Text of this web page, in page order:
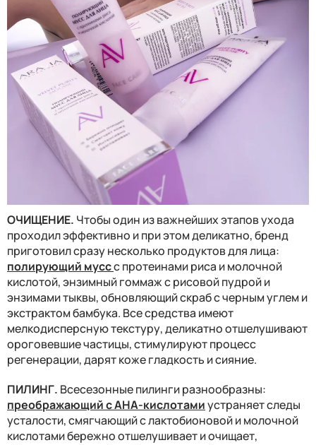
ОЧИЩЕНИЕ. Чтобы один из важнейших этапов ухода
проходил эффективно и при этом деликатно, бренд
приготовил сразу несколько продуктов для лица:
полирующий муссс протеинами риса и молочной
кислотой, энзимный гоммаж с рисовой пудрой и
энзимами тыквы, обновляющий скраб с черным углем и
экстрактом бамбука. Все средства имеют
мелкодисперсную текстуру, деликатно отшелушивают
ороговевшие частицы, стимулируют процесс
регенерации, дарят коже гладкость и сияние.
ПИЛИНГ. Всесезонные пилинги разнообразны:
преображающий с АНА-кислотамиустраняет следы
усталости, смягчающий с лактобионовой и молочной
кислотами бережно отшелушивает и очищает,